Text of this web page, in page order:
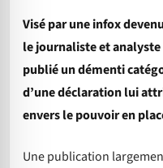
Visé par une infox
le journaliste et
publié un démenti
d’une déclaration lui
envers le pouvoir en
Une publication